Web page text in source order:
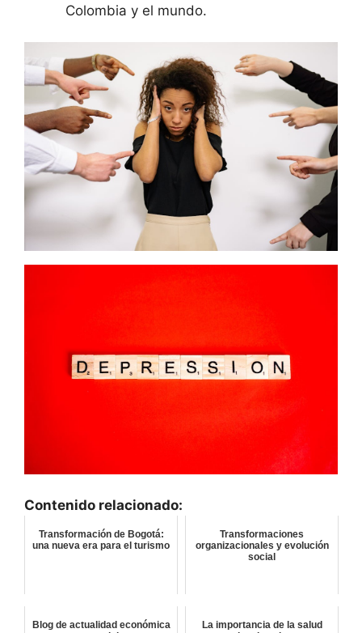
Colombia y el mundo.
Contenido relacionado:
Transformación de Bogotá:
una nueva era para el turismo
Transformaciones
organizacionales y evolución
social
Blog de actualidad económica
La importancia de la salud